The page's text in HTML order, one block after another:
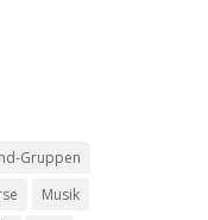
Gruppen
Musik